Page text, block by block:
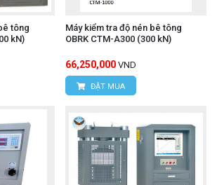
kN)
Máy kiểm tra độ nén bê tông
OBRK CTM-A300 (300 kN)
66,250,000 VND
ĐẶT MUA